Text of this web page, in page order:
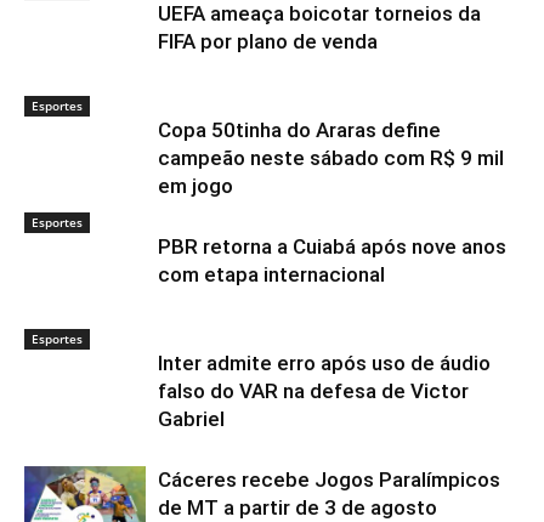
UEFA ameaça boicotar torneios da
FIFA por plano de venda
Esportes
Copa 50tinha do Araras define
campeão neste sábado com R$ 9 mil
em jogo
Esportes
PBR retorna a Cuiabá após nove anos
com etapa internacional
Esportes
Inter admite erro após uso de áudio
falso do VAR na defesa de Victor
Gabriel
Cáceres recebe Jogos Paralímpicos
de MT a partir de 3 de agosto